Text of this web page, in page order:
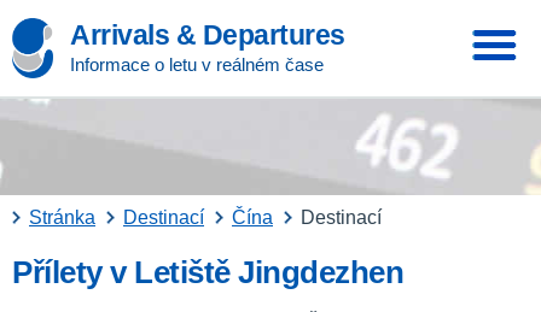
Arrivals & Departures
Informace o letu v reálném čase
Stránka Destinací Čína Destinací
Přílety v Letiště Jingdezhen